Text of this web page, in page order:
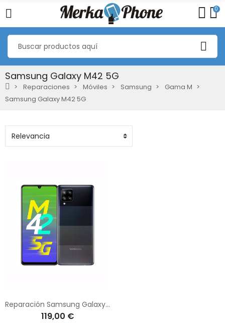
0
Samsung Galaxy M42 5G
Reparaciones Móviles Samsung
Gama M
Samsung Galaxy M42 5G
Reparación Samsung Galaxy M42 5G
119,00 €